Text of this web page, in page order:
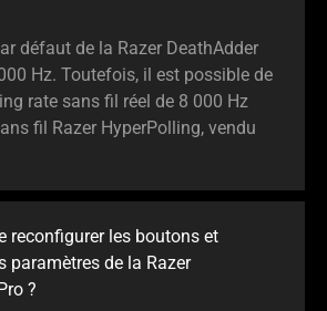
défaut de la Razer DeathAdder
Hz. Toutefois, il est possible de
rate sans fil réel de 8 000 Hz
fil Razer HyperPolling, vendu
reconfigurer les boutons et
paramètres de la Razer
?